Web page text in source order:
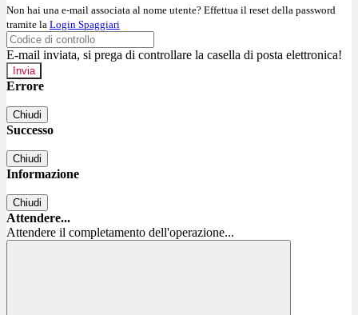
Non hai una e-mail associata al nome utente? Effettua il reset della password
tramite la Login Spaggiari
E-mail inviata, si prega di controllare la casella di posta elettronica!
Errore
Chiudi
Successo
Chiudi
Informazione
Chiudi
Attendere...
Attendere il completamento dell'operazione...